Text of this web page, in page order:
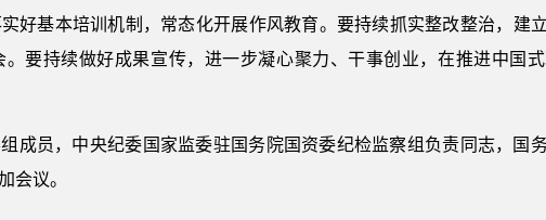
好基本培训机制，常态化开展作风教育。要持续抓实整改整治，建
要持续做好成果宣传，进一步凝心聚力、干事创业，在推进中国
成员，中央纪委国家监委驻国务院国资委纪检监察组负责同志，国
会议。